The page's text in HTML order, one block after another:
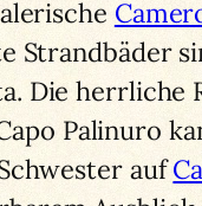
Strandbäder
Die herrliche
Palinuro
auf